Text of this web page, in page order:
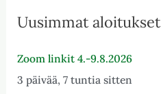
Uusimmat aloitukset
Zoom linkit 4.-9.8.2026
3 päivää, 7 tuntia sitten